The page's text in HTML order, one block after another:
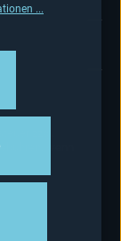
wenn
...